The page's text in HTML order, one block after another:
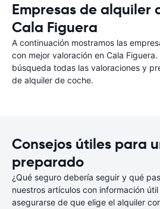
Empresas de alquiler
Cala Figuera
A continuación mostramos las
con mejor valoración en Cala
búsqueda todas las valoraciones y
de alquiler de coche.
Consejos útiles para
preparado
¿Qué seguro debería seguir y qué
nuestros artículos con información
asegurarse de que elige el alquiler